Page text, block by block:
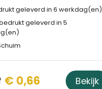
geleverd in 6 werkdag(en)
geleverd in 5
€ 0,66 Bekijk